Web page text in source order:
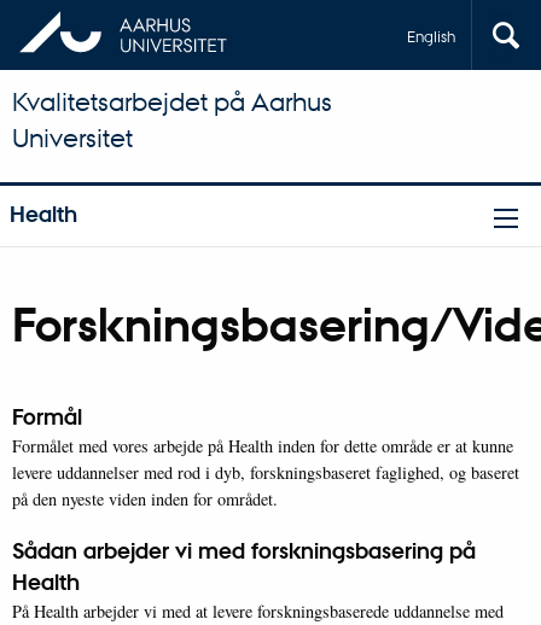
English
Kvalitetsarbejdet på Aarhus
Universitet
Health
Forskningsbasering/
Formål
Formålet med vores arbejde på Health inden for dette område er at kunne
levere uddannelser med rod i dyb, forskningsbaseret faglighed, og baseret
på den nyeste viden inden for området.
Sådan arbejder vi med forskningsbasering på
Health
På Health arbejder vi med at levere forskningsbaserede uddannelse med